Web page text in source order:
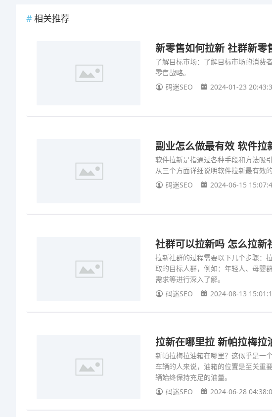
相关推荐
新零售如何拉新 社群新零
了解目标市场：了解目标市场的消费
零售战略。
码迷SEO
2024-01-23
副业怎么做最有效 软件拉
软件拉新是指通过各种手段和方法吸
从三个方面详细说明软件拉新最有效的
码迷SEO
2024-06-15
社群可以拉新吗 怎么拉新
拉新社群的过程需要以下几个步骤：
取的目标人群，例如：年轻人、母婴
需求等进行深入了解。
码迷SEO
2024-08-13
拉新在哪里拉 新帕拉梅拉
新帕拉梅拉油箱在哪里？这似乎是一
车辆的人来说，油箱的位置是至关重
辆始终保持充足的油量。
码迷SEO
2024-06-28